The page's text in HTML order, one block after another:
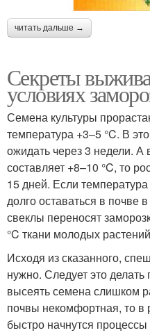
читать дальше →
Секреты
условиях
Семена культуры
температура +3–5 °C. В
ожидать через 3 недели. А
составляет +8–10 °C, то
15 дней. Если
долго оставаться в почве
свеклы переносят
°C ткани молодых
Исходя из сказанного,
нужно. Следует это
высеять семена слишком
почвы некомфортная, то в
быстро начнутся